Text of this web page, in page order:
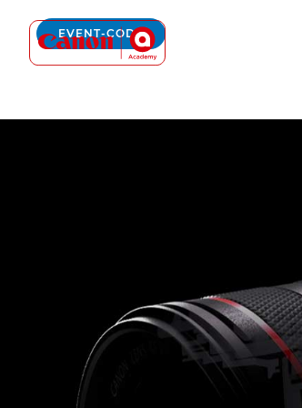
Canon Academy Logo
EVENT-CODE